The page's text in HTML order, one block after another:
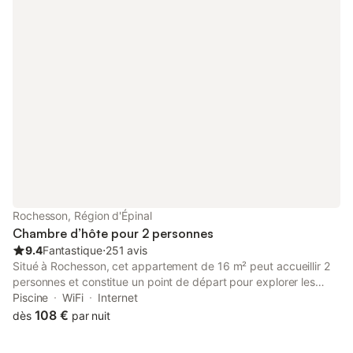
Rochesson, Région d'Épinal
Chambre d’hôte pour 2 personnes
9.4Fantastique⋅251 avis
Situé à Rochesson, cet appartement de 16 m² peut accueillir 2
personnes et constitue un point de départ pour explorer les
environs. La propriété se trouve à 100 m du centre-ville, offrant
un accès aux commodités locales tout en bénéficiant d'une vue
Piscine WiFi
Internet
dès 108 € par nuit